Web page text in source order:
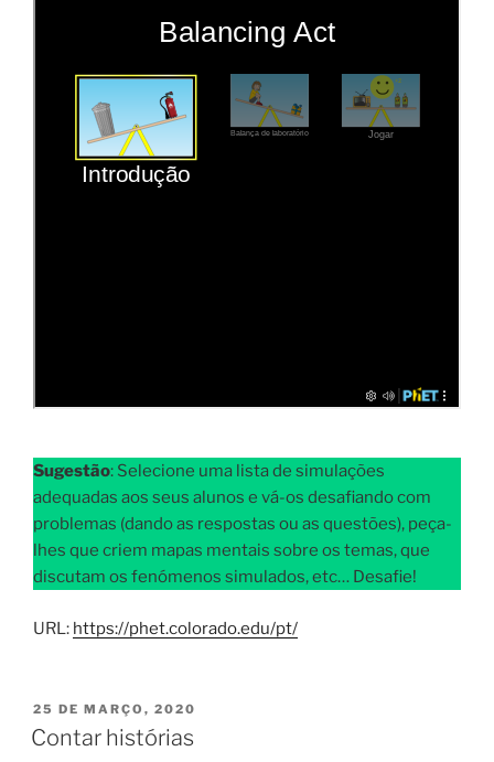
Sugestão: Selecione uma lista de simulações
adequadas aos seus alunos e vá-os desafiando com
problemas (dando as respostas ou as questões), peça-
lhes que criem mapas mentais sobre os temas, que
discutam os fenómenos simulados, etc… Desafie!
URL: https://phet.colorado.edu/pt/
PUBLICADO
EM
25 DE MARÇO, 2020
Contar histórias